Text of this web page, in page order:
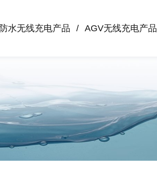
防水无线充电产品 AGV无线充电产品